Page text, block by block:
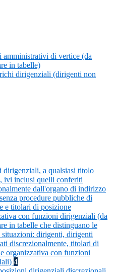
amministrativi di vertice (da
in tabelle)
dirigenziali (dirigenti non
dirigenziali, a qualsiasi titolo
ivi inclusi quelli conferiti
dall'organo di indirizzo
procedure pubbliche di
e titolari di posizione
con funzioni dirigenziali (da
in tabelle che distinguano le
situazioni: dirigenti, dirigenti
discrezionalmente, titolari di
organizzativa con funzioni
4